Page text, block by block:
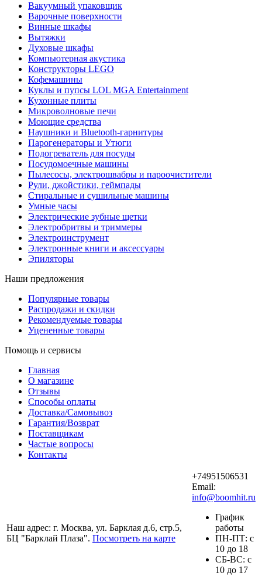
Вакуумный упаковщик
Варочные поверхности
Винные шкафы
Вытяжки
Духовые шкафы
Компьютерная акустика
Конструкторы LEGO
Кофемашины
Куклы и пупсы LOL MGA Entertainment
Кухонные плиты
Микроволновые печи
Моющие средства
Наушники и Bluetooth-гарнитуры
Парогенераторы и Утюги
Подогреватель для посуды
Посудомоечные машины
Пылесосы, электрошвабры и пароочистители
Рули, джойстики, геймпады
Стиральные и сушильные машины
Умные часы
Электрические зубные щетки
Электробритвы и триммеры
Электроинструмент
Электронные книги и аксессуары
Эпиляторы
Наши предложения
Популярные товары
Распродажи и скидки
Рекомендуемые товары
Уцененные товары
Помощь и сервисы
Главная
О магазине
Отзывы
Способы оплаты
Доставка/Самовывоз
Гарантия/Возврат
Поставщикам
Частые вопросы
Контакты
Наш адрес: г. Москва, ул. Барклая д.6, стр.5,
БЦ "Барклай Плаза". Посмотреть на карте
+74951506531
Email:
info@boomhit.ru
График
работы
ПH-ПТ: с
10 до 18
СБ-ВС: с
10 до 17